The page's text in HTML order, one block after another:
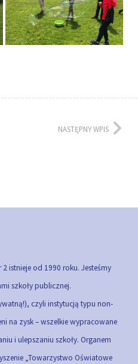
NASTĘPNY WPIS
istnieje od 1990 roku. Jesteśmy
szkoły publicznej.
czyli instytucją typu non-
na zysk – wszelkie wypracowane
i ulepszaniu szkoły. Organem
„Towarzystwo Oświatowe